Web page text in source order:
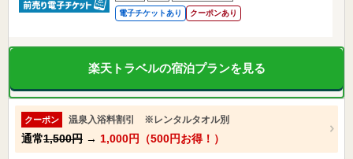
電子チケットあり クーポンあり
楽天トラベルの宿泊プランを見る
クーポン 温泉入浴料割引 ※レンタルタオル別
通常1,500円 → 1,000円（500円お得！）